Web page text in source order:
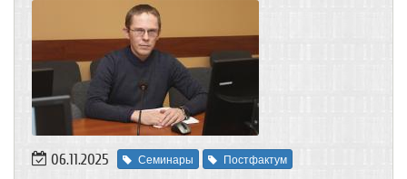
06.11.2025 Семинары Постфактум